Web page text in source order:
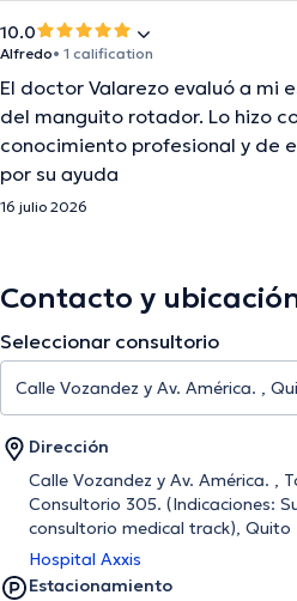
10.0
Alfredo• 1 calification
El doctor Valarezo evaluó a mi
del manguito rotador. Lo hizo
conocimiento profesional y de
por su ayuda
16 julio 2026
Contacto y
Seleccionar consultorio
Dirección
Calle Vozandez y Av. América. ,
Consultorio 305. (Indicaciones:
consultorio medical track), Quito
Hospital Axxis
Estacionamiento